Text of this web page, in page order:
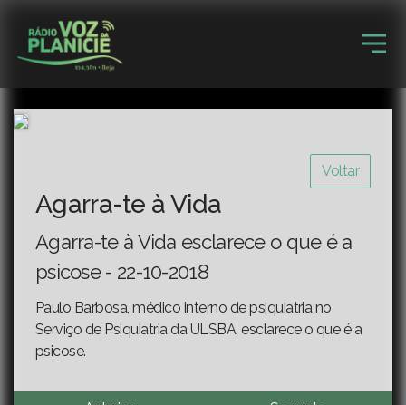
Voltar
Agarra-te à Vida
Agarra-te à Vida esclarece o que é a
psicose - 22-10-2018
Paulo Barbosa, médico interno de psiquiatria no
Serviço de Psiquiatria da ULSBA, esclarece o que é a
psicose.